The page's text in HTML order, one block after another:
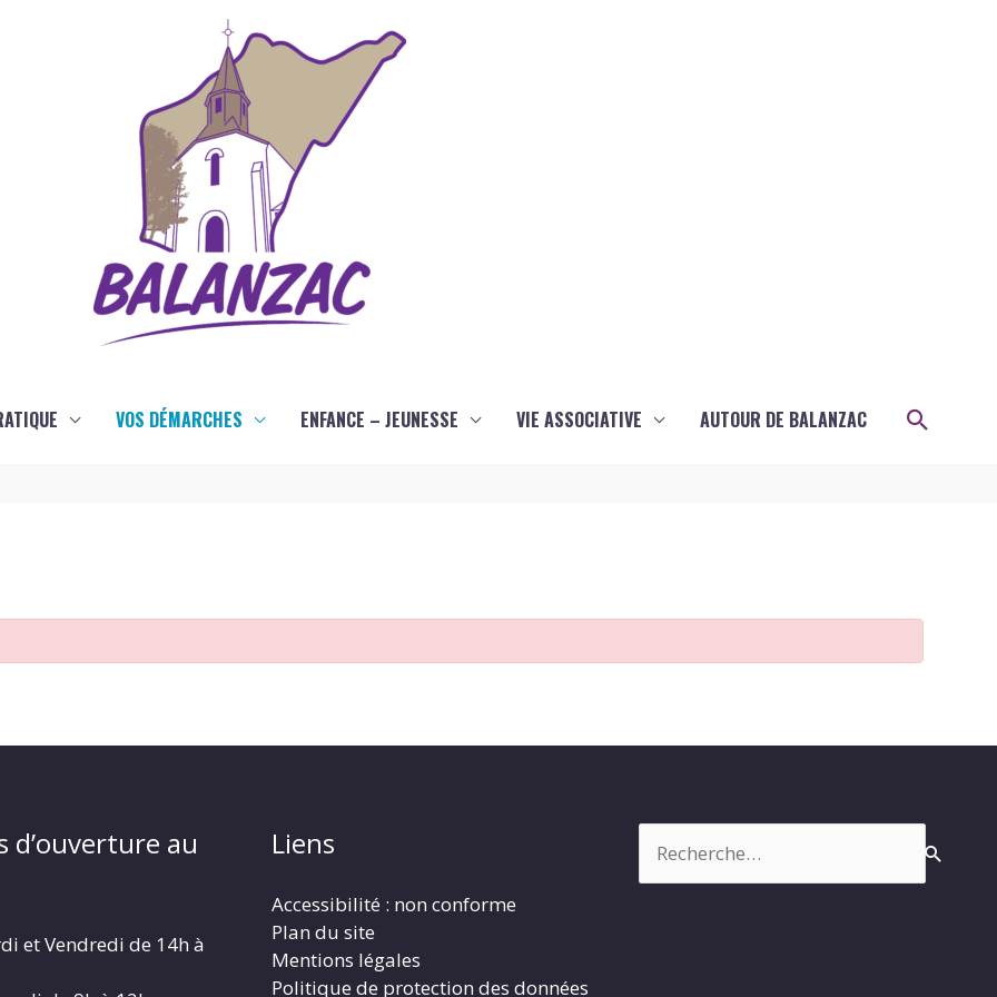
VOS DÉMARCHES ENFANCE – JEUNESSE VIE ASSOCIATIVE AUTOUR DE BALANZAC
d’ouverture au
et Vendredi de 14h à
Liens
Accessibilité : non conforme
Plan du site
Mentions légales
Politique de protection des données